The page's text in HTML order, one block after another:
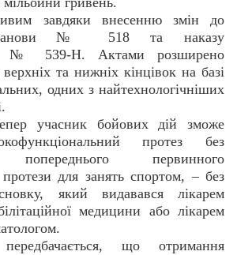
завдяки внесенню змін до
№ 518 та наказу
№ 539-Н. Актами розширено
верхніх та нижніх кінцівок на базі
одних з найтехнологічніших
учасник бойових дій зможе
протез без
попереднього первинного
для занять спортом, – без
який видавався лікарем
медицини або лікарем
що отримання